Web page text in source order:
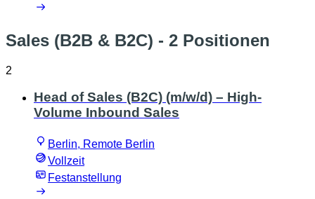
Sales (B2B & B2C) - 2 Positionen
2
Head of Sales (B2C) (m/w/d) – High-
Volume Inbound Sales
Berlin, Remote Berlin
Vollzeit
Festanstellung